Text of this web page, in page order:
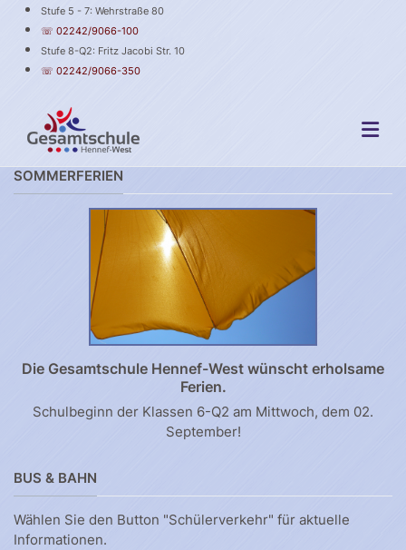
Stufe 5 - 7: Wehrstraße 80
☏ 02242/9066-100
Stufe 8-Q2: Fritz Jacobi Str. 10
☏ 02242/9066-350
SOMMERFERIEN
Die Gesamtschule Hennef-West wünscht erholsame
Ferien.
Schulbeginn der Klassen 6-Q2 am Mittwoch, dem 02.
September!
BUS & BAHN
Wählen Sie den Button "Schülerverkehr" für aktuelle
Informationen.